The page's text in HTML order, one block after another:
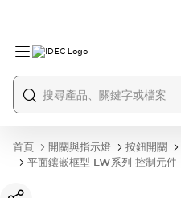
首頁 開關與指示燈 按鈕開關
平面鑲嵌框型 LW系列 控制元件